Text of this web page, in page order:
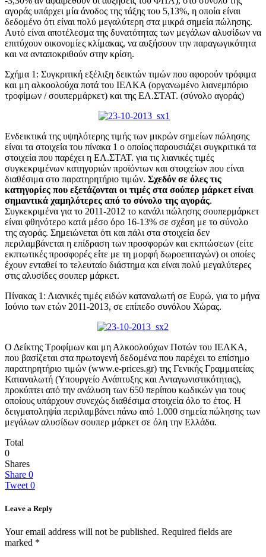
αγοράς υπάρχει μία άνοδος της τάξης του 5,13%, η οποία είναι
δεδομένο ότι είναι πολύ μεγαλύτερη στα μικρά σημεία πώλησης.
Αυτό είναι αποτέλεσμα της δυνατότητας των μεγάλων αλυσίδων να
επιτύχουν οικονομίες κλίμακας, να αυξήσουν την παραγωγικότητα
και να ανταποκριθούν στην κρίση.
Σχήμα 1: Συγκριτική εξέλιξη δεικτών τιμών που αφορούν τρόφιμα
και μη αλκοολούχα ποτά του ΙΕΛΚΑ (οργανωμένο λιανεμπόριο
τροφίμων / σουπερμάρκετ) και της ΕΛ.ΣΤΑΤ. (σύνολο αγοράς)
Ενδεικτικά της υψηλότερης τιμής των μικρών σημείων πώλησης
είναι τα στοιχεία του πίνακα 1 ο οποίος παρουσιάζει συγκριτικά τα
στοιχεία που παρέχει η ΕΛ.ΣΤΑΤ. για τις λιανικές τιμές
συγκεκριμένων κατηγοριών προϊόντων και στοιχείων που είναι
διαθέσιμα στο παρατηρητήριο τιμών. Σχεδόν σε όλες τις
κατηγορίες που εξετάζονται οι τιμές στα σούπερ μάρκετ είναι
σημαντικά χαμηλότερες από το σύνολο της αγοράς.
Συγκεκριμένα για το 2011-2012 το κανάλι πώλησης σουπερμάρκετ
είναι φθηνότερο κατά μέσο όρο 16-13% σε σχέση με το σύνολο
της αγοράς. Σημειώνεται ότι και πάλι στα στοιχεία δεν
περιλαμβάνεται η επίδραση των προσφορών και εκπτώσεων (είτε
εκπτωτικές προσφορές είτε με τη μορφή δωροεπιταγών) οι οποίες
έχουν ενταθεί το τελευταίο διάστημα και είναι πολύ μεγαλύτερες
στις αλυσίδες σουπερ μάρκετ.
Πίνακας 1: Λιανικές τιμές ειδών καταναλωτή σε Ευρώ, για το μήνα
Ιούνιο των ετών 2011-2013, σε επίπεδο συνόλου Χώρας.
Ο Δείκτης Τροφίμων και μη Αλκοολούχων Ποτών του ΙΕΛΚΑ,
που βασίζεται στα πρωτογενή δεδομένα που παρέχει το επίσημο
παρατηρητήριο τιμών (www.e-prices.gr) της Γενικής Γραμματείας
Καταναλωτή (Υπουργείο Ανάπτυξης και Ανταγωνιστικότητας),
προκύπτει από την ανάλυση των 650 περίπου κωδικών για τους
οποίους υπάρχουν συνεχώς διαθέσιμα στοιχεία όλο το έτος. Η
δειγματοληψία περιλαμβάνει πάνω από 1.000 σημεία πώλησης των
μεγάλων αλυσίδων σουπερ μάρκετ σε όλη την Ελλάδα.
Total
0
Shares
Share 0
Tweet 0
Leave a Reply
Your email address will not be published. Required fields are
marked *